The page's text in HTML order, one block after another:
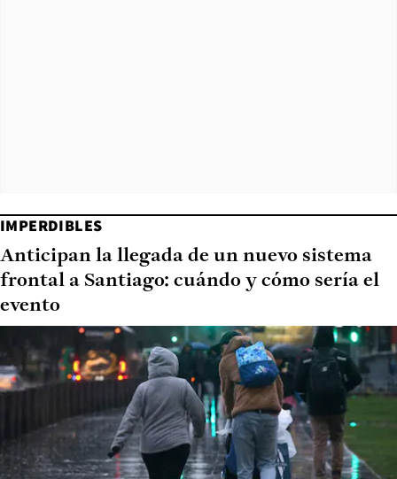
IMPERDIBLES
Anticipan la llegada de un nuevo sistema
frontal a Santiago: cuándo y cómo sería el
evento